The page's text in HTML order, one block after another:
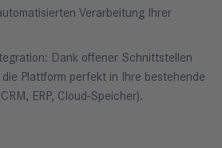
Verarbeitung Ihrer
Dank offener Schnittstellen
Plattform perfekt in Ihre bestehende
ERP, Cloud-Speicher).